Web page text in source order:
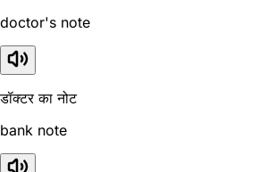
doctor's note
डॉक्टर का नोट
bank note